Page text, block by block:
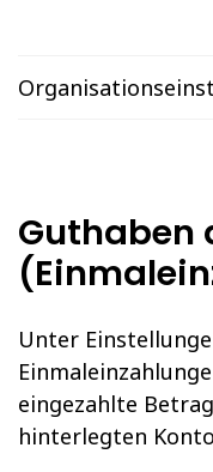
Guthaben
Unter
eingezahlte
hinterlegten